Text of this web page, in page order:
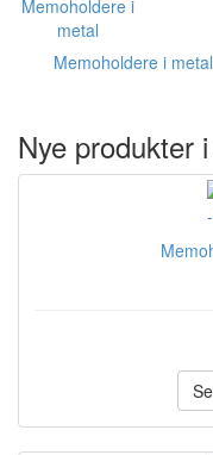
Memoholdere i metal
Nye produkter